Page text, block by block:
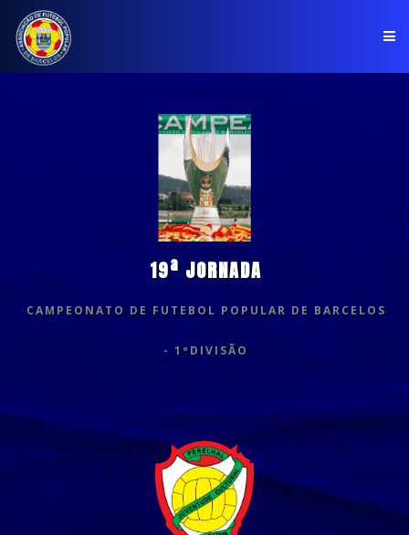
CLUBES
19ª JORNADA
CAMPEONATO DE FUTEBOL POPULAR DE BARCELOS
- 1ªDIVISÃO